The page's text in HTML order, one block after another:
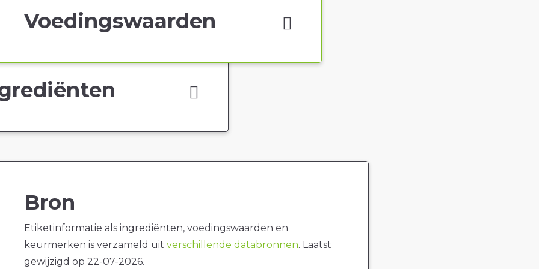
Voedingswaarden
Bron
Etiketinformatie als ingrediënten, voedingswaarden en
keurmerken is verzameld uit verschillende databronnen. Laatst
gewijzigd op 22-07-2026.